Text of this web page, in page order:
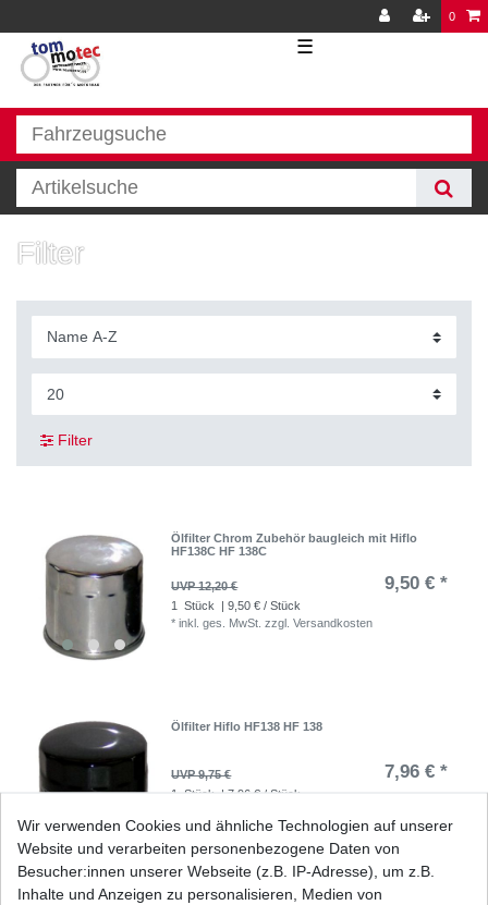
0
☰
Filter
Filter
Ölfilter Chrom Zubehör baugleich mit Hiflo
HF138C HF 138C
UVP 12,20 € 9,50 € *
1 Stück
| 9,50 € / Stück
*inkl. ges. MwSt. zzgl.Versandkosten
Ölfilter Hiflo HF138 HF 138
UVP 9,75 € 7,96 € *
1 Stück
| 7,96 € / Stück
Wir verwenden Cookies und ähnliche Technologien auf unserer
Website und verarbeiten personenbezogene Daten von
Besucher:innen unserer Webseite (z.B. IP-Adresse), um z.B.
Inhalte und Anzeigen zu personalisieren, Medien von